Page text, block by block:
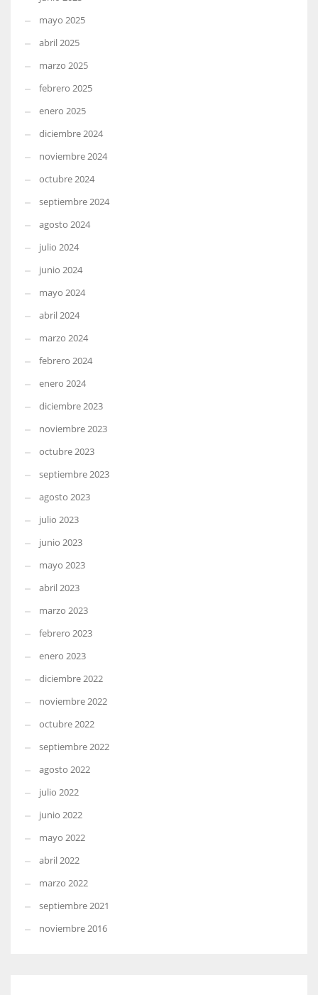
mayo 2025
abril 2025
marzo 2025
febrero 2025
enero 2025
diciembre 2024
noviembre 2024
octubre 2024
septiembre 2024
agosto 2024
julio 2024
junio 2024
mayo 2024
abril 2024
marzo 2024
febrero 2024
enero 2024
diciembre 2023
noviembre 2023
octubre 2023
septiembre 2023
agosto 2023
julio 2023
junio 2023
mayo 2023
abril 2023
marzo 2023
febrero 2023
enero 2023
diciembre 2022
noviembre 2022
octubre 2022
septiembre 2022
agosto 2022
julio 2022
junio 2022
mayo 2022
abril 2022
marzo 2022
septiembre 2021
noviembre 2016